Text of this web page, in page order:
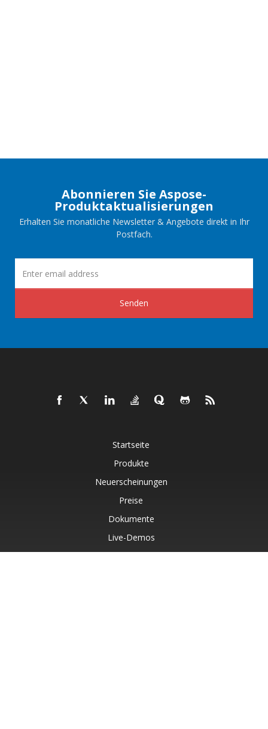
Abonnieren Sie Aspose-
Produktaktualisierungen
Erhalten Sie monatliche Newsletter & Angebote direkt in Ihr
Postfach.
Senden
Startseite
Produkte
Neuerscheinungen
Preise
Dokumente
Live-Demos